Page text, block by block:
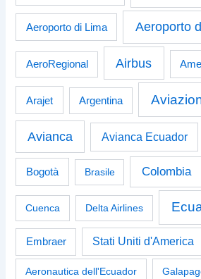
Aeroporto di Lima Aeroporto
AeroRegional Airbus
Arajet Argentina
Avianca Avianca Ecuador
Bogotà Brasile Colombia
Cuenca Delta Airlines
Embraer Stati Uniti d'America
Aeronautica dell'Ecuador